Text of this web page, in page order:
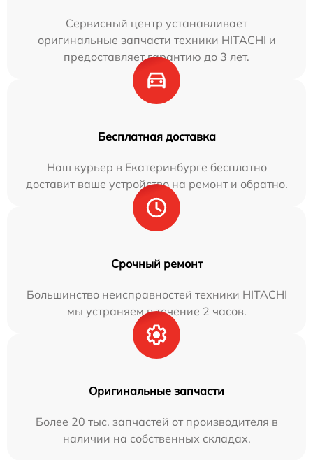
Сервисный центр устанавливает
оригинальные запчасти техники HITACHI и
предоставляет гарантию до 3 лет.
Бесплатная доставка
Наш курьер в Екатеринбурге бесплатно
доставит ваше устройство на ремонт и обратно.
Срочный ремонт
Большинство неисправностей техники HITACHI
мы устраняем в течение 2 часов.
Оригинальные запчасти
Более 20 тыс. запчастей от производителя в
наличии на собственных складах.